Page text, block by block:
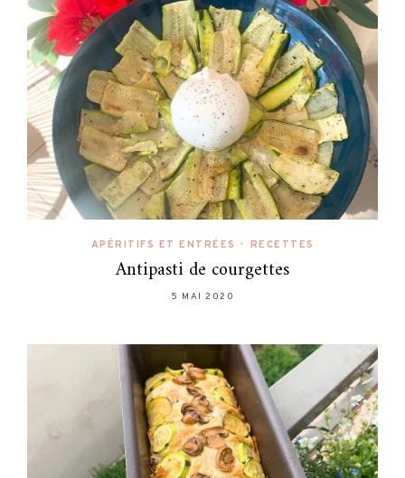
APÉRITIFS ET ENTRÉES • RECETTES
Antipasti de courgettes
5 MAI 2020